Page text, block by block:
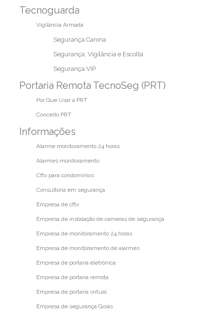
Tecnoguarda
Vigilância Armada
Segurança Canina
Segurança, Vigilância e Escolta
Segurança VIP
Portaria Remota TecnoSeg (PRT)
Por Que Usar a PRT
Conceito PRT
Informações
Alarme monitoramento 24 horas
Alarmes monitoramento
Cftv para condomínios
Consultoria em segurança
Empresa de cftv
Empresa de instalação de cameras de segurança
Empresa de monitoramento 24 horas
Empresa de monitoramento de alarmes
Empresa de portaria eletrônica
Empresa de portaria remota
Empresa de portaria virtual
Empresa de segurança Goiás